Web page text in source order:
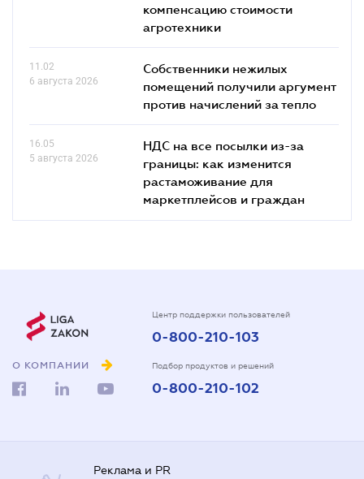
компенсацию стоимости
агротехники
11.02
6 августа 2026
Собственники нежилых
помещений получили аргумент
против начислений за тепло
16.05
5 августа 2026
НДС на все посылки из-за
границы: как изменится
растаможивание для
маркетплейсов и граждан
О КОМПАНИИ
Центр поддержки пользователей
0-800-210-103
Подбор продуктов и решений
0-800-210-102
Реклама и PR